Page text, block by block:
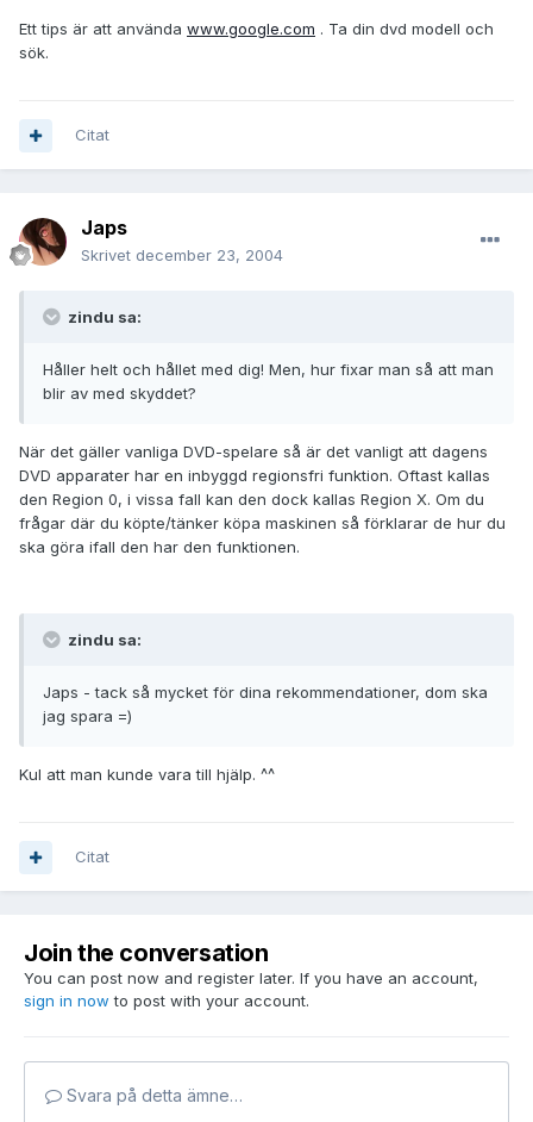
Ett tips är att använda www.google.com . Ta din dvd modell och
sök.
Citat
Japs
Skrivet december 23, 2004
zindu sa:
Håller helt och hållet med dig! Men, hur fixar man så att man
blir av med skyddet?
När det gäller vanliga DVD-spelare så är det vanligt att dagens
DVD apparater har en inbyggd regionsfri funktion. Oftast kallas
den Region 0, i vissa fall kan den dock kallas Region X. Om du
frågar där du köpte/tänker köpa maskinen så förklarar de hur du
ska göra ifall den har den funktionen.
zindu sa:
Japs - tack så mycket för dina rekommendationer, dom ska
jag spara =)
Kul att man kunde vara till hjälp. ^^
Citat
Join the conversation
You can post now and register later. If you have an account,
sign in now to post with your account.
Svara på detta ämne…